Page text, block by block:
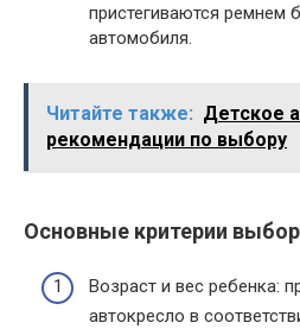
пристегиваются ремнем
автомобиля.
Читайте также: Детское
рекомендации по выбору
Основные критерии
Возраст и вес ребенка:
автокресло в